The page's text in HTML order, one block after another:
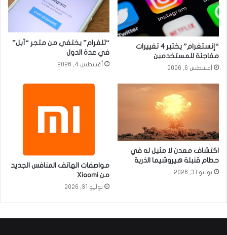
“إنستغرام” يختبر 4 تغييرات
مفاجئة للمستخدمين
أغسطس 6, 2026
“تلغرام” يختفي من متجر “آبل”
في عدة الدول
أغسطس 4, 2026
اكتشاف معدن لا مثيل له في
حطام قنبلة هيروشيما الذرية
يوليو 31, 2026
مواصفات الهاتف المنافس الجديد
من Xiaomi
يوليو 31, 2026